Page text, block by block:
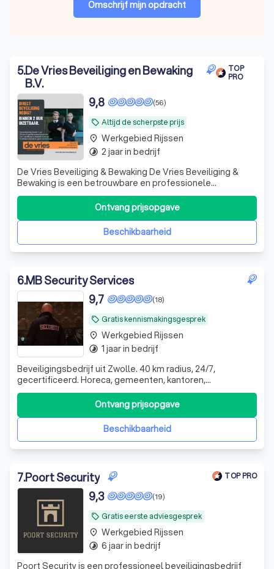
Omschrijf mijn opdracht
5.De Vries Beveiliging en Bewaking
B.V.
TOP
PRO
local_offer Altijd de scherpste prijs
(56)
9,8
De Vries Beveiliging & Bewaking De Vries Beveiliging &
Bewaking is een betrouwbare en professionele
beveiligingsorganisatie, gevestigd in Emmen en actief in
heel Drenthe en delen van Groningen en Friesland. Wij
leveren hoogwaardige beveiligingsdiensten aan bedrijven,
instellingen, evenementen en pa
Beschikbaarheid
Ontvang prijsopgave
place Werkgebied Rijssen
timelapse 2 jaar in bedrijf
6.MB Security Services
local_offer Gratis kennismakingsgesprek
(18)
9,7
Beveiligingsbedrijf uit Zwolle. 40 km radius, 24/7,
gecertificeerd. Horeca, gemeenten, kantoren,
opvangcentra, logistiek. Klanten blijven jarenlang. Je belt
een eigenaar, geen callcenter. Dat merk je.
Beschikbaarheid
Ontvang prijsopgave
place Werkgebied Rijssen
timelapse 1 jaar in bedrijf
7.Poort Security TOP PRO
local_offer Gratis eerste adviesgesprek
(19)
9,3
Poort Security is een professioneel beveiligingsbedrijf
place Werkgebied Rijssen
timelapse 6 jaar in bedrijf